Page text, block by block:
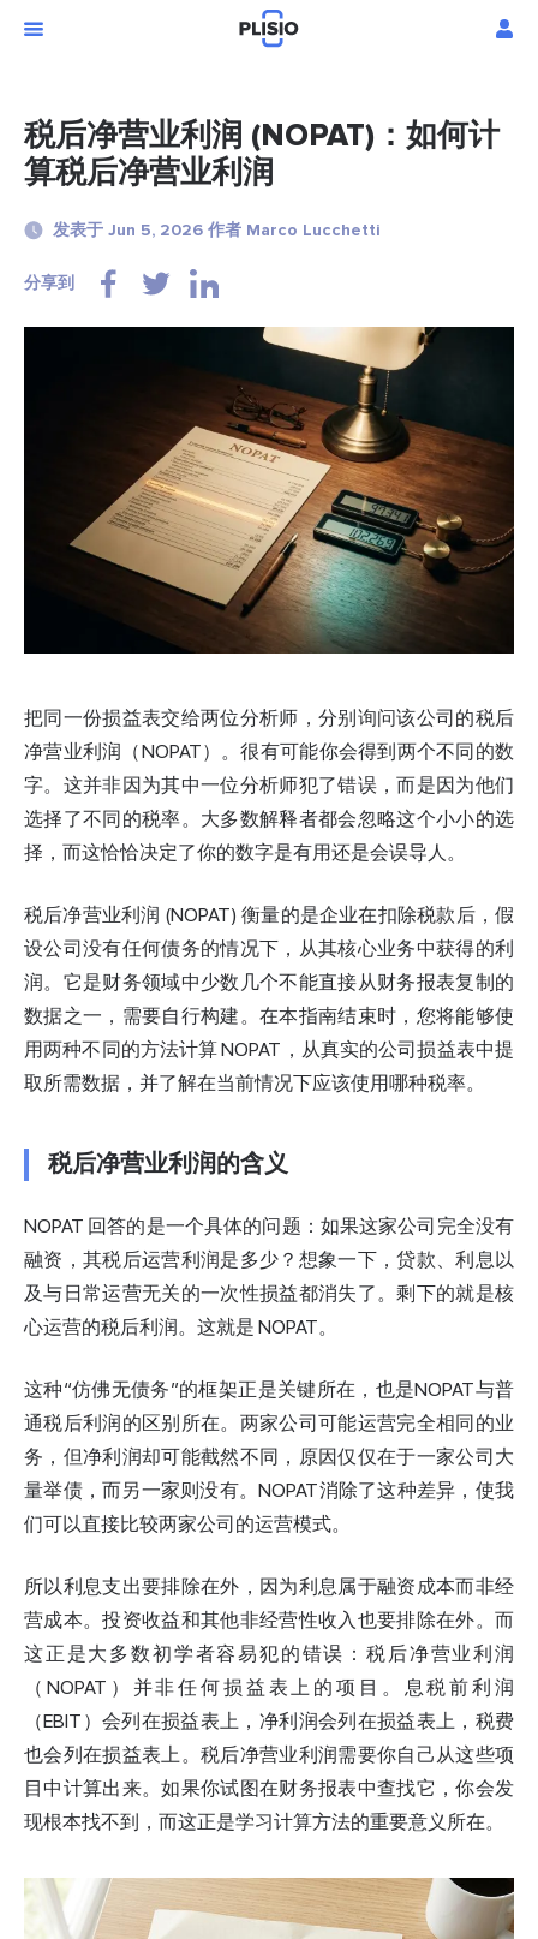
税后净营业利润 (NOPAT)：如何计
算税后净营业利润
发表于 Jun 5, 2026 作者 Marco Lucchetti
分享到
把同一份损益表交给两位分析师，分别询问该公司的税后
净营业利润（NOPAT）。很有可能你会得到两个不同的数
字。这并非因为其中一位分析师犯了错误，而是因为他们
选择了不同的税率。大多数解释者都会忽略这个小小的选
择，而这恰恰决定了你的数字是有用还是会误导人。
税后净营业利润 (NOPAT) 衡量的是企业在扣除税款后，假
设公司没有任何债务的情况下，从其核心业务中获得的利
润。它是财务领域中少数几个不能直接从财务报表复制的
数据之一，需要自行构建。在本指南结束时，您将能够使
用两种不同的方法计算 NOPAT，从真实的公司损益表中提
取所需数据，并了解在当前情况下应该使用哪种税率。
税后净营业利润的含义
NOPAT 回答的是一个具体的问题：如果这家公司完全没有
融资，其税后运营利润是多少？想象一下，贷款、利息以
及与日常运营无关的一次性损益都消失了。剩下的就是核
心运营的税后利润。这就是 NOPAT。
这种“仿佛无债务”的框架正是关键所在，也是NOPAT与普
通税后利润的区别所在。两家公司可能运营完全相同的业
务，但净利润却可能截然不同，原因仅仅在于一家公司大
量举债，而另一家则没有。NOPAT消除了这种差异，使我
们可以直接比较两家公司的运营模式。
所以利息支出要排除在外，因为利息属于融资成本而非经
营成本。投资收益和其他非经营性收入也要排除在外。而
这正是大多数初学者容易犯的错误：税后净营业利润
（NOPAT）并非任何损益表上的项目。息税前利润
（EBIT）会列在损益表上，净利润会列在损益表上，税费
也会列在损益表上。税后净营业利润需要你自己从这些项
目中计算出来。如果你试图在财务报表中查找它，你会发
现根本找不到，而这正是学习计算方法的重要意义所在。